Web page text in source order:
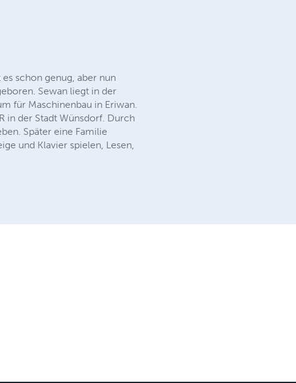
schon genug, aber nun
Sewan liegt in der
für Maschinenbau in Eriwan.
in der Stadt Wünsdorf. Durch
Später eine Familie
und Klavier spielen, Lesen,